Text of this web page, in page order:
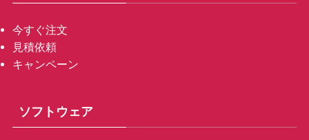
今すぐ注文
見積依頼
キャンペーン
ソフトウェア